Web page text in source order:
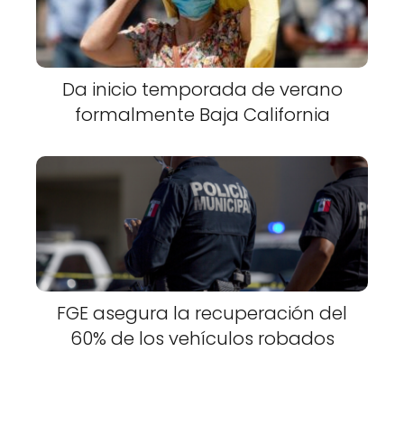
Da inicio temporada de verano
formalmente Baja California
FGE asegura la recuperación del
60% de los vehículos robados